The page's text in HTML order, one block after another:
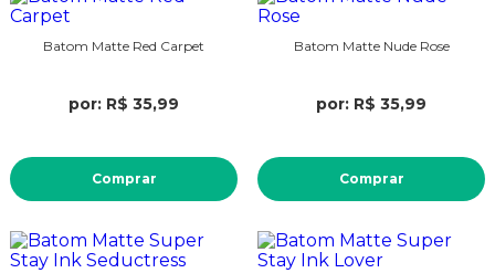
Batom Matte Red Carpet
por: R$ 35,99
Comprar
Batom Matte Nude Rose
por: R$ 35,99
Comprar